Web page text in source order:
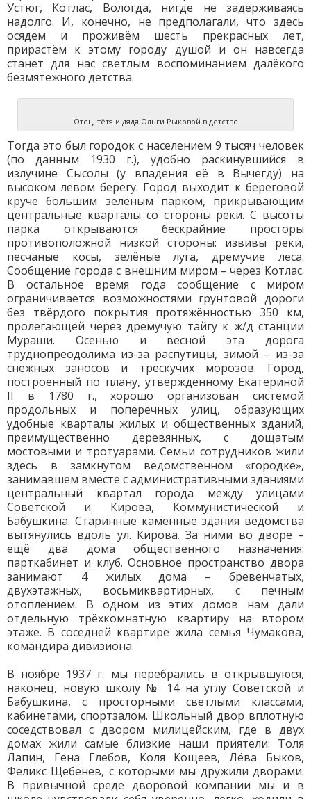
Устюг, Котлас, Вологда, нигде не задерживаясь
надолго. И, конечно, не предполагали, что здесь
осядем и проживём шесть прекрасных лет,
прирастём к этому городу душой и он навсегда
станет для нас светлым воспоминанием далёкого
безмятежного детства.
Отец, тётя и дядя Ольги Рыковой в детстве
Тогда это был городок с населением 9 тысяч человек
(по данным 1930 г.), удобно раскинувшийся в
излучине Сысолы (у впадения её в Вычегду) на
высоком левом берегу. Город выходит к береговой
круче большим зелёным парком, прикрывающим
центральные кварталы со стороны реки. С высоты
парка открываются бескрайние просторы
противоположной низкой стороны: извивы реки,
песчаные косы, зелёные луга, дремучие леса.
Сообщение города с внешним миром – через Котлас.
В остальное время года сообщение с миром
ограничивается возможностями грунтовой дороги
без твёрдого покрытия протяжённостью 350 км,
пролегающей через дремучую тайгу к ж/д станции
Мураши. Осенью и весной эта дорога
труднопреодолима из-за распутицы, зимой – из-за
снежных заносов и трескучих морозов. Город,
построенный по плану, утверждённому Екатериной
II в 1780 г., хорошо организован системой
продольных и поперечных улиц, образующих
удобные кварталы жилых и общественных зданий,
преимущественно деревянных, с дощатым
мостовыми и тротуарами. Семьи сотрудников жили
здесь в замкнутом ведомственном «городке»,
занимавшем вместе с административными зданиями
центральный квартал города между улицами
Советской и Кирова, Коммунистической и
Бабушкина. Старинные каменные здания ведомства
вытянулись вдоль ул. Кирова. За ними во дворе –
ещё два дома общественного назначения:
парткабинет и клуб. Основное пространство двора
занимают 4 жилых дома – бревенчатых,
двухэтажных, восьмиквартирных, с печным
отоплением. В одном из этих домов нам дали
отдельную трёхкомнатную квартиру на втором
этаже. В соседней квартире жила семья Чумакова,
командира дивизиона.
В ноябре 1937 г. мы перебрались в открывшуюся,
наконец, новую школу № 14 на углу Советской и
Бабушкина, с просторными светлыми классами,
кабинетами, спортзалом. Школьный двор вплотную
соседствовал с двором милицейским, где в двух
домах жили самые близкие наши приятели: Толя
Лапин, Гена Глебов, Коля Кощеев, Лёва Быков,
Феликс Щебенев, с которыми мы дружили дворами.
В привычной среде дворовой компании мы и в